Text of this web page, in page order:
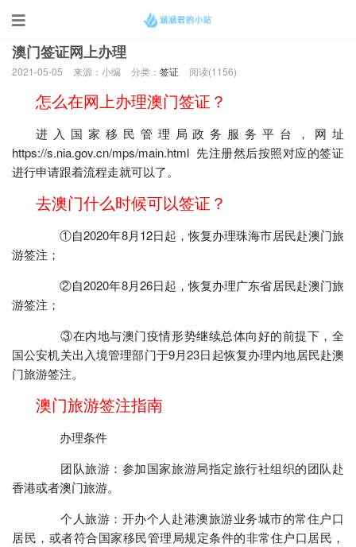
当前位置：
澳门签证网上办理
2021-05-05 来源：小编 分类： 签证 阅读(1156)
怎么在网上办理澳门签证？
进入国家移民管理局政务服务平台，网址
https://s.nia.gov.cn/mps/main.html 先注册然后按照对应的签证
进行申请跟着流程走就可以了。
去澳门什么时候可以签证？
①自2020年8月12日起，恢复办理珠海市居民赴澳门旅
游签注；
②自2020年8月26日起，恢复办理广东省居民赴澳门旅
游签注；
③在内地与澳门疫情形势继续总体向好的前提下，全
国公安机关出入境管理部门于9月23日起恢复办理内地居民赴澳
门旅游签注。
澳门旅游签注指南
办理条件
团队旅游：参加国家旅游局指定旅行社组织的团队赴
香港或者澳门旅游。
个人旅游：开办个人赴港澳旅游业务城市的常住户口
居民，或者符合国家移民管理局规定条件的非常住户口居民，